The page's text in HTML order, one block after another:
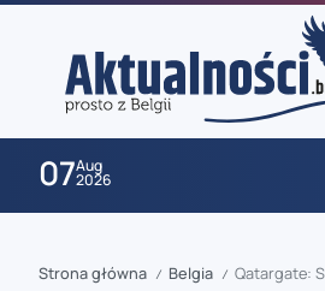
07Aug
2026
Strona główna / Belgia / Qatargate: